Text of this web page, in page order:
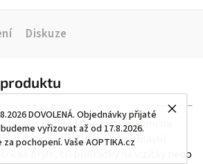
DOVOLENÁ. Objednávky přijaté
vyřizovat až od 17.8.2026.
za pochopení. Vaše AOPTIKA.cz
Diskuze
brýle s praktickými přihrádkami na
nebo karty. Pouzdro má hlavní
brýle, tři přihrádky na vizitky nebo